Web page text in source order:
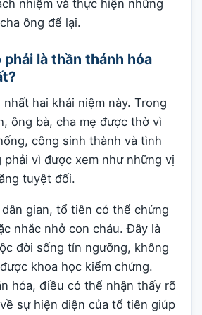
nhiệm và thực hiện những
ông để lại.
là thần thánh hóa
hai khái niệm này. Trong
ông bà, cha mẹ được thờ vì
công sinh thành và tình
phải vì được xem như những vị
tuyệt đối.
gian, tổ tiên có thể chứng
nhắc nhở con cháu. Đây là
đời sống tín ngưỡng, không
khoa học kiểm chứng.
hóa, điều có thể nhận thấy rõ
sự hiện diện của tổ tiên giúp